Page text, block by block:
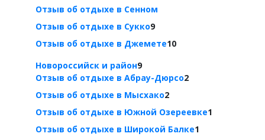
Отзыв об отдыхе в Сенном
Отзыв об отдыхе в Сукко9
Отзыв об отдыхе в Джемете10
Новороссийск и район9
Отзыв об отдыхе в Абрау-Дюрсо2
Отзыв об отдыхе в Мысхако2
Отзыв об отдыхе в Южной Озереевке1
Отзыв об отдыхе в Широкой Балке1